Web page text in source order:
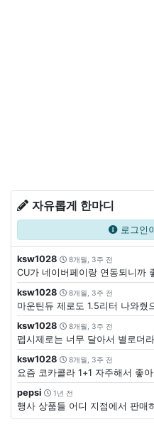
자유롭게 한마디
로그인
ksw1028 8개월, 3주 전
CU가 네이버페이랑 연동되니까
ksw1028
8개월, 3주 전
마운틴듀 제로도 1.5리터 나와줬
ksw1028
8개월, 3주 전
펩시제로는 너무 달아서 별로더
ksw1028
8개월, 3주 전
요즘 코카콜라 1+1 자주해서 좋
pepsi
1년 전
행사 상품들 어디 지점에서 판매